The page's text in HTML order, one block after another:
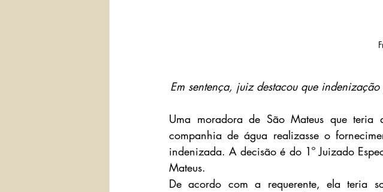
Em sentença, juiz destacou que
Uma moradora de São Mateus que
companhia de água realizasse o
indenizada. A decisão é do 1º Juizado
Mateus.
De acordo com a requerente, ela teria